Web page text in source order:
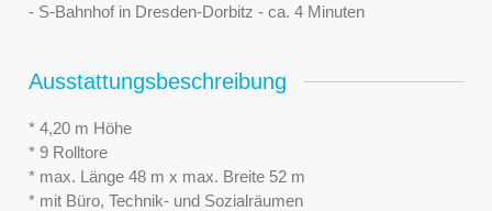
- S-Bahnhof in Dresden-Dorbitz - ca. 4 Minuten
Ausstattungsbeschreibung
* 4,20 m Höhe
* 9 Rolltore
* max. Länge 48 m x max. Breite 52 m
* mit Büro, Technik- und Sozialräumen